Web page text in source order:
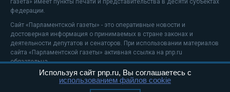
федерации.
Сайт «Парламентской газеты» - это оперативные новости и
достоверная информация о принимаемых в стране законах и
деятельности депутатов и сенаторов. При использовании материалов
сайта «Парламентской газеты» активная ссылка на pnp.ru
обязательна.
На информационном ресурсе применяютсярекомендательные
Используя сайт pnp.ru, Вы соглашаетесь с
использованием файлов cookie